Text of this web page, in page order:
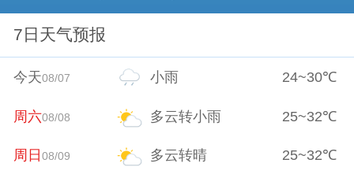
7日天气预报
今天08/07 小雨 24~30℃
周六08/08 多云转小雨 25~32℃
周日08/09 多云转晴 25~32℃